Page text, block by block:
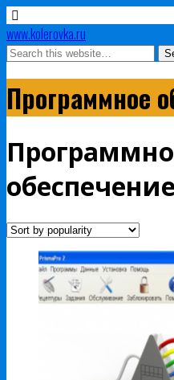
www.kolerovka.ru
Программное
обеспечение